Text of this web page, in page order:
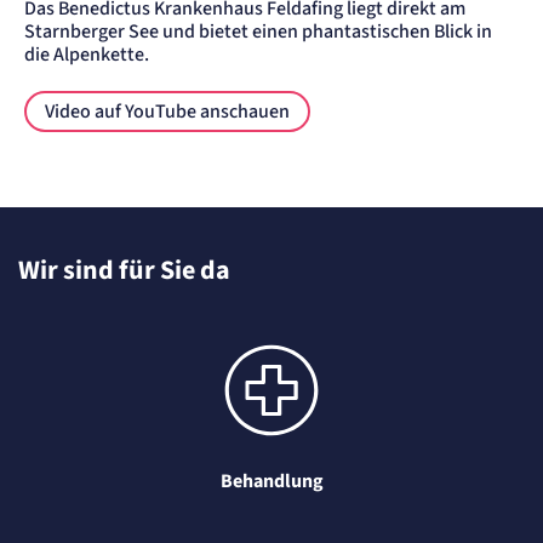
Das Benedictus Krankenhaus Feldafing liegt direkt am
Starnberger See und bietet einen phantastischen Blick in
die Alpenkette.
Video auf YouTube anschauen
Wir sind für Sie da
Behandlung
Anbieter:
etracker GmbH
Zweck:
Erkennung, ob bei dem Besucher die Scrolltiefe gemessen wird.
Cookie Laufzeit:
24 Std.
SmartRecruiters
OptanonConsent, datadome, __cf_bm u.A.
Speichert die ausgewählten Filter-Eigenschaften des Benutzers, um die entsprechenden
Stellenangebote anzeigen zu können.